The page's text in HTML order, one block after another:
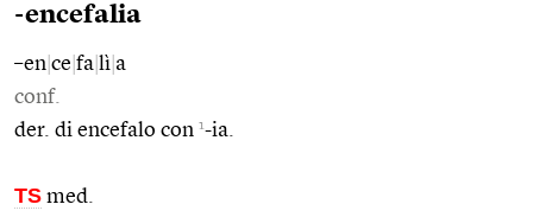
-encefalia
–en ce fa lì a
conf.
der. di encefalo con 1-ia.
TS med.